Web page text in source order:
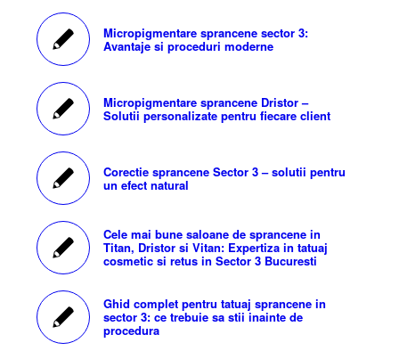
Micropigmentare sprancene sector 3:
Avantaje si proceduri moderne
Micropigmentare sprancene Dristor –
Solutii personalizate pentru fiecare client
Corectie sprancene Sector 3 – solutii pentru
un efect natural
Cele mai bune saloane de sprancene in
Titan, Dristor si Vitan: Expertiza in tatuaj
cosmetic si retus in Sector 3 Bucuresti
Ghid complet pentru tatuaj sprancene in
sector 3: ce trebuie sa stii inainte de
procedura